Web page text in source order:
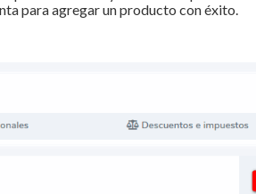
para agregar un producto con éxito.